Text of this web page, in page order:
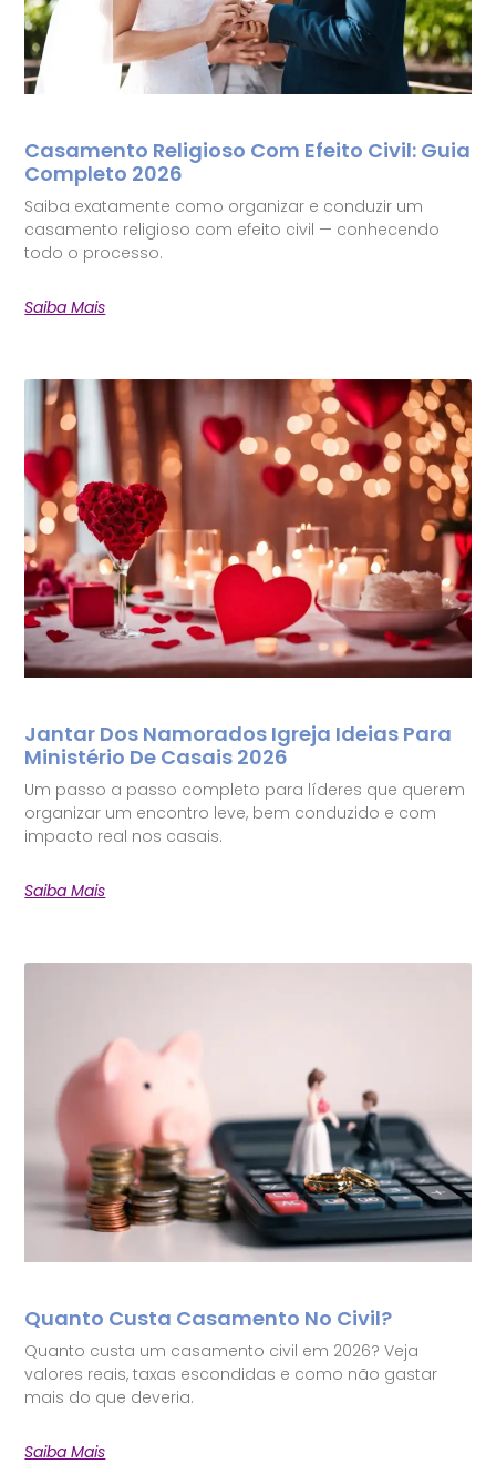
Casamento Religioso Com Efeito Civil: Guia
Completo 2026
Saiba exatamente como organizar e conduzir um
casamento religioso com efeito civil — conhecendo
todo o processo.
Saiba Mais
Jantar Dos Namorados Igreja Ideias Para
Ministério De Casais 2026
Um passo a passo completo para líderes que querem
organizar um encontro leve, bem conduzido e com
impacto real nos casais.
Saiba Mais
Quanto Custa Casamento No Civil?
Quanto custa um casamento civil em 2026? Veja
valores reais, taxas escondidas e como não gastar
mais do que deveria.
Saiba Mais